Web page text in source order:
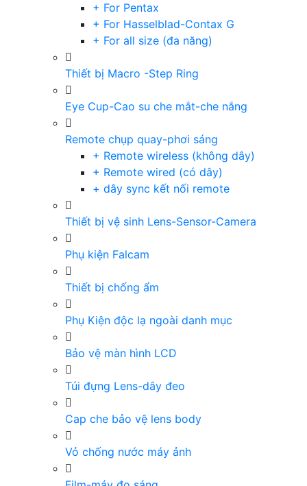
+ For Pentax
+ For Hasselblad-Contax G
+ For all size (đa năng)
Thiết bị Macro -Step Ring
Eye Cup-Cao su che mắt-che nắng
Remote chụp quay-phơi sáng
+ Remote wireless (không dây)
+ Remote wired (có dây)
+ dây sync kết nối remote
Thiết bị vệ sinh Lens-Sensor-Camera
Phụ kiện Falcam
Thiết bị chống ẩm
Phụ Kiện độc lạ ngoài danh mục
Bảo vệ màn hình LCD
Túi đựng Lens-dây đeo
Cap che bảo vệ lens body
Vỏ chống nước máy ảnh